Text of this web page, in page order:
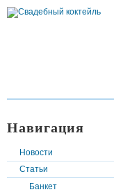
Навигация
Новости
Статьи
Банкет